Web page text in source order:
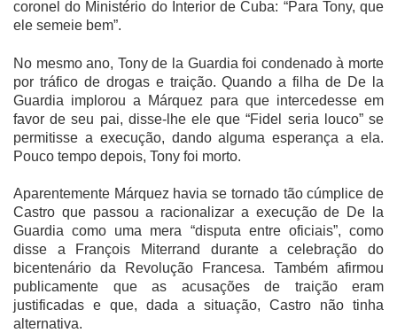
coronel do Ministério do Interior de Cuba: “Para Tony, que
ele semeie bem”.
No mesmo ano, Tony de la Guardia foi condenado à morte
por tráfico de drogas e traição. Quando a filha de De la
Guardia implorou a Márquez para que intercedesse em
favor de seu pai, disse-lhe ele que “Fidel seria louco” se
permitisse a execução, dando alguma esperança a ela.
Pouco tempo depois, Tony foi morto.
Aparentemente Márquez havia se tornado tão cúmplice de
Castro que passou a racionalizar a execução de De la
Guardia como uma mera “disputa entre oficiais”, como
disse a François Miterrand durante a celebração do
bicentenário da Revolução Francesa. Também afirmou
publicamente que as acusações de traição eram
justificadas e que, dada a situação, Castro não tinha
alternativa.